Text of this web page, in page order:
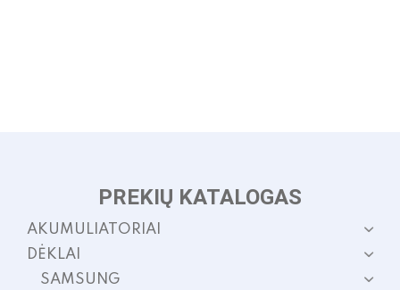
PREKIŲ KATALOGAS
AKUMULIATORIAI
DĖKLAI
SAMSUNG